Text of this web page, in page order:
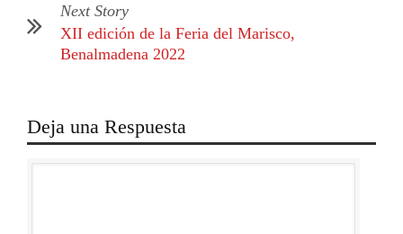
Next Story
XII edición de la Feria del Marisco,
Benalmadena 2022
Deja una Respuesta